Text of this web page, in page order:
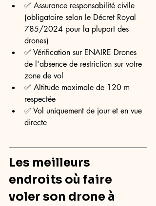
✅ Assurance responsabilité civile
(obligatoire selon le Décret Royal
785/2024 pour la plupart des
drones)
✅ Vérification sur ENAIRE Drones
de l'absence de restriction sur votre
zone de vol
✅ Altitude maximale de 120 m
respectée
✅ Vol uniquement de jour et en vue
directe
Les meilleurs
endroits où faire
voler son drone à